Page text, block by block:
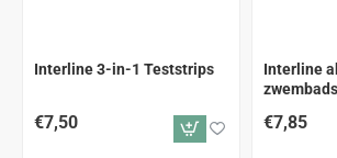
Interline 3-in-1 Teststrips
€7,50
Interline
€7,85